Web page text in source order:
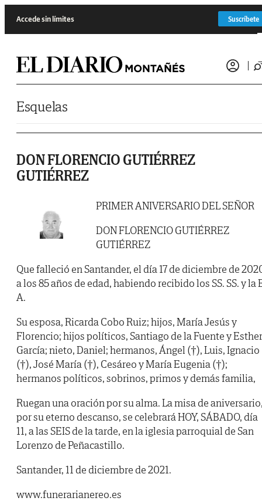
Accede sin límites Suscríbete
Esquelas
DON FLORENCIO GUTIÉRREZ
GUTIÉRREZ
PRIMER ANIVERSARIO DEL SEÑOR
DON FLORENCIO GUTIÉRREZ
GUTIÉRREZ
Que falleció en Santander, el día 17 de diciembre de
a los 85 años de edad, habiendo recibido los SS. SS. y la
A.
Su esposa, Ricarda Cobo Ruiz; hijos, María Jesús y
Florencio; hijos políticos, Santiago de la Fuente y Esther
García; nieto, Daniel; hermanos, Ángel (†), Luis, Ignacio
(†), José María (†), Cesáreo y María Eugenia (†);
hermanos políticos, sobrinos, primos y demás familia,
Ruegan una oración por su alma. La misa de
por su eterno descanso, se celebrará HOY, SÁBADO, día
11, a las SEIS de la tarde, en la iglesia parroquial de San
Lorenzo de Peñacastillo.
Santander, 11 de diciembre de 2021.
www.funerarianereo.es